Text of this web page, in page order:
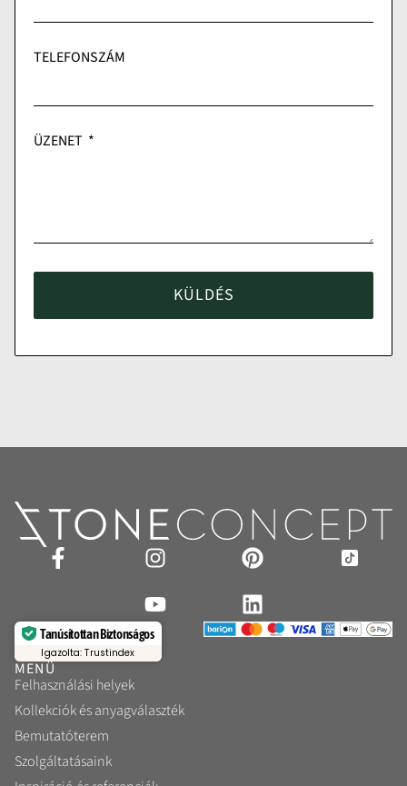
TELEFONSZÁM
ÜZENET
KÜLDÉS
Tanúsítottan Biztonságos
Igazolta: Trustindex
MENÜ
Felhasználási helyek
Kollekciók és anyagválaszték
Bemutatóterem
Szolgáltatásaink